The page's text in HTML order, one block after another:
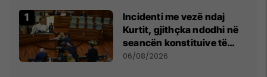
Incidenti me vezë ndaj
Kurtit, gjithçka ndodhi në
seancën konstituive të
Kuvendit
06/08/2026